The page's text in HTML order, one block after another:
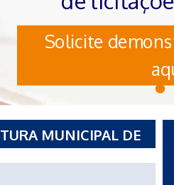
Solicite
MUNICIPAL DE